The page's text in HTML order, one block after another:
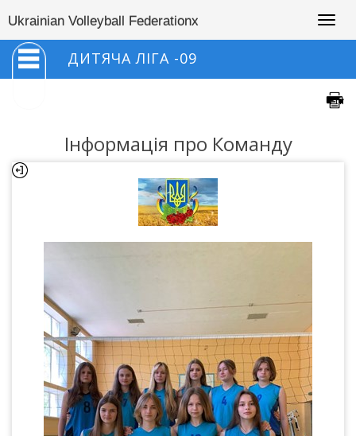
Ukrainian Volleyball Federationx
ДИТЯЧА ЛІГА -09
Інформація про Команду